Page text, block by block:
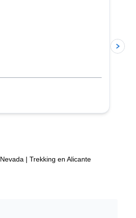
| Trekking en Alicante